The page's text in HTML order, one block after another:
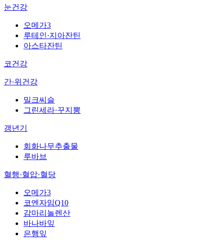
눈건강
오메가3
루테인·지아잔틴
아스타잔틴
코건강
간·위건강
밀크씨슬
그린세라·꾸지뽕
갱년기
회화나무추출물
루바브
혈행·혈압·혈당
오메가3
코엔자임Q10
감마리놀렌산
바나바잎
은행잎